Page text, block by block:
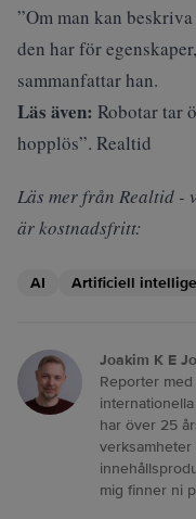
”Om man kan
den har för
sammanfattar han.
Läs även: Robotar tar
hopplös”. Realtid
Läs mer från Realtid -
är kostnadsfritt:
AI Artificiell
Joakim K E
Reporter
har över 25
verksamheter
mig finner ni